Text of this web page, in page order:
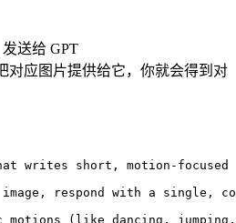
送给 GPT
对应图片提供给它，你就会得到对
writes short, motion-focused
image, respond with a single,
motions (like dancing,